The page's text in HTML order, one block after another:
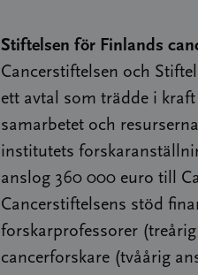
Stiftelsen för Finlands
Cancerstiftelsen och
ett avtal som trädde i
samarbetet och
institutets
anslog 360 000 euro till
Cancerstiftelsens stöd
forskarprofessorer
cancerforskare (tvåårig